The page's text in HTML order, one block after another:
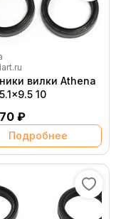
вилки Athena
10
₽
Подробнее